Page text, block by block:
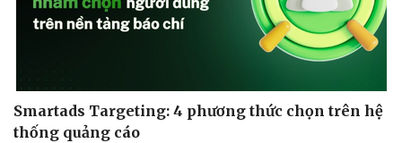
Smartads Targeting: 4 phương thức chọn trên hệ
thống quảng cáo